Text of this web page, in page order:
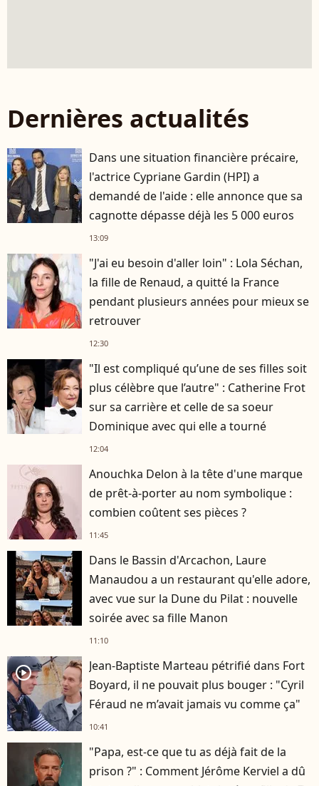
Dernières actualités
Dans une situation financière précaire,
l'actrice Cypriane Gardin (HPI) a
demandé de l'aide : elle annonce que sa
cagnotte dépasse déjà les 5 000 euros
13:09
"J'ai eu besoin d'aller loin" : Lola Séchan,
la fille de Renaud, a quitté la France
pendant plusieurs années pour mieux se
retrouver
12:30
"Il est compliqué qu’une de ses filles soit
plus célèbre que l’autre" : Catherine Frot
sur sa carrière et celle de sa soeur
Dominique avec qui elle a tourné
12:04
Anouchka Delon à la tête d'une marque
de prêt-à-porter au nom symbolique :
combien coûtent ses pièces ?
11:45
Dans le Bassin d'Arcachon, Laure
Manaudou a un restaurant qu'elle adore,
avec vue sur la Dune du Pilat : nouvelle
soirée avec sa fille Manon
11:10
player2
Jean-Baptiste Marteau pétrifié dans Fort
Boyard, il ne pouvait plus bouger : "Cyril
Féraud ne m’avait jamais vu comme ça"
10:41
"Papa, est-ce que tu as déjà fait de la
prison ?" : Comment Jérôme Kerviel a dû